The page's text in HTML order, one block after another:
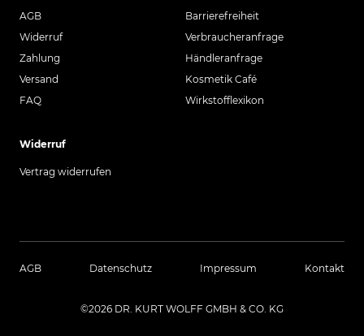
AGB
Widerruf
Zahlung
Versand
FAQ
Barrierefreiheit
Verbraucheranfrage
Händleranfrage
Kosmetik Café
Wirkstofflexikon
Widerruf
Vertrag widerrufen
AGB Datenschutz Impressum Kontakt
©2026 DR. KURT WOLFF GMBH & CO. KG